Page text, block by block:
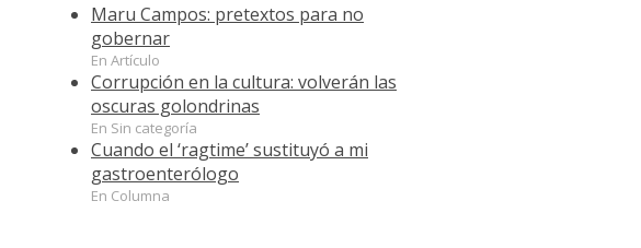
Maru Campos: pretextos para no
gobernar
En Artículo
Corrupción en la cultura: volverán las
oscuras golondrinas
En Sin categoría
Cuando el ‘ragtime’ sustituyó a mi
gastroenterólogo
En Columna